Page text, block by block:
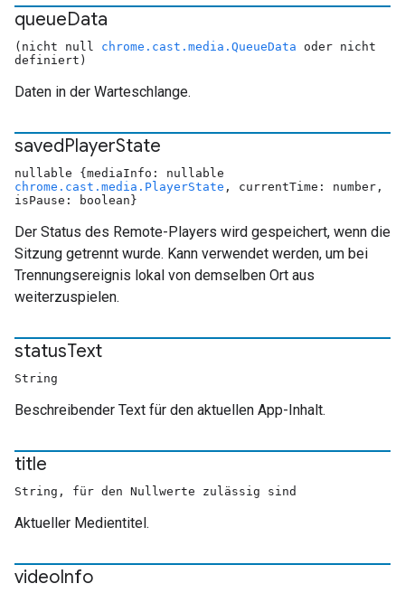
queueData
(nicht null chrome.cast.media.QueueData oder nicht
definiert)
Daten in der Warteschlange.
savedPlayerState
nullable {mediaInfo: nullable
chrome.cast.media.PlayerState , currentTime: number,
isPause: boolean}
Der Status des Remote-Players wird gespeichert, wenn die
Sitzung getrennt wurde. Kann verwendet werden, um bei
Trennungsereignis lokal von demselben Ort aus
weiterzuspielen.
statusText
String
Beschreibender Text für den aktuellen App-Inhalt.
title
String, für den Nullwerte zulässig sind
Aktueller Medientitel.
videoInfo